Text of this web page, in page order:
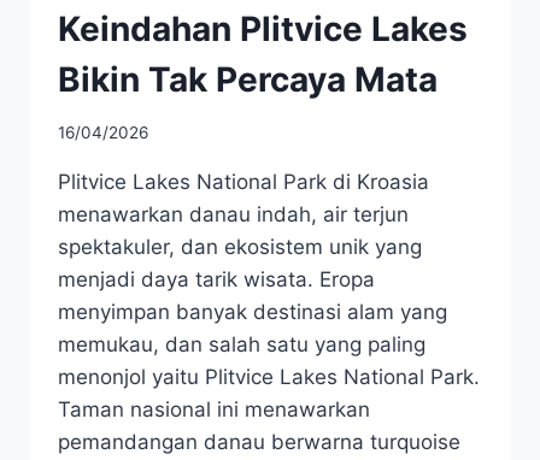
Keindahan Plitvice Lakes
Bikin Tak Percaya Mata
16/04/2026
Plitvice Lakes National Park di Kroasia
menawarkan danau indah, air terjun
spektakuler, dan ekosistem unik yang
menjadi daya tarik wisata. Eropa
menyimpan banyak destinasi alam yang
memukau, dan salah satu yang paling
menonjol yaitu Plitvice Lakes National Park.
Taman nasional ini menawarkan
pemandangan danau berwarna turquoise